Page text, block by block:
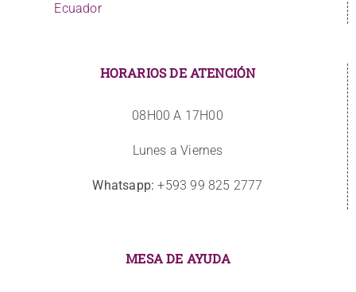
Ecuador
HORARIOS DE ATENCIÓN
08H00 A 17H00
Lunes a Viernes
Whatsapp: +593 99 825 2777
MESA DE AYUDA